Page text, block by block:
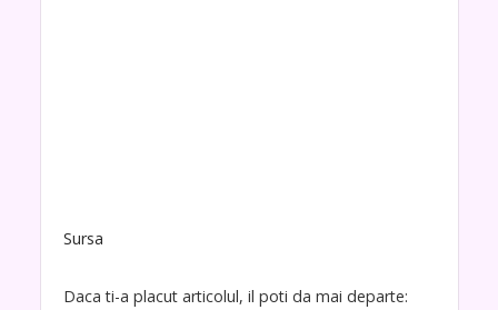
Sursa
Daca ti-a placut articolul, il poti da mai departe: